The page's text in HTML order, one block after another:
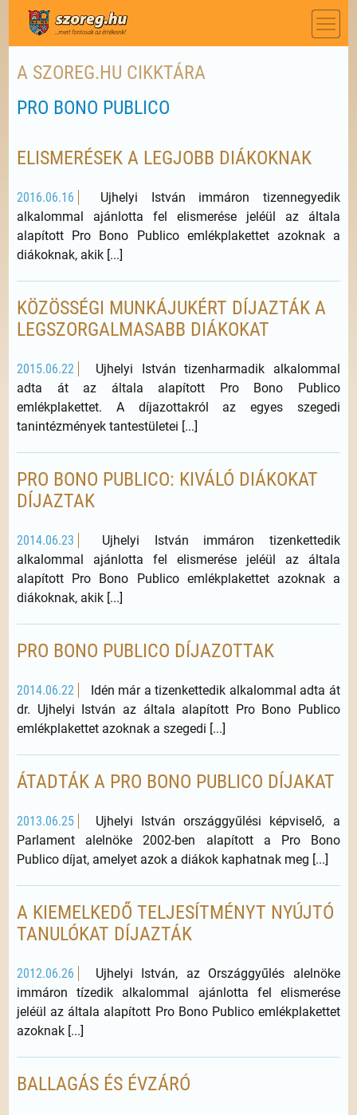
A SZOREG.HU CIKKTÁRA
PRO BONO PUBLICO
ELISMERÉSEK A LEGJOBB DIÁKOKNAK
2016.06.16
Ujhelyi István immáron tizennegyedik
alkalommal ajánlotta fel elismerése jeléül az általa
alapított Pro Bono Publico emlékplakettet azoknak a
diákoknak, akik [...]
KÖZÖSSÉGI MUNKÁJUKÉRT DÍJAZTÁK A
LEGSZORGALMASABB DIÁKOKAT
2015.06.22
Ujhelyi István tizenharmadik alkalommal
adta át az általa alapított Pro Bono Publico
emlékplakettet. A díjazottakról az egyes szegedi
tanintézmények tantestületei [...]
PRO BONO PUBLICO: KIVÁLÓ DIÁKOKAT
DÍJAZTAK
2014.06.23
Ujhelyi István immáron tizenkettedik
alkalommal ajánlotta fel elismerése jeléül az általa
alapított Pro Bono Publico emlékplakettet azoknak a
diákoknak, akik [...]
PRO BONO PUBLICO DÍJAZOTTAK
2014.06.22
Idén már a tizenkettedik alkalommal adta át
dr. Ujhelyi István az általa alapított Pro Bono Publico
emlékplakettet azoknak a szegedi [...]
ÁTADTÁK A PRO BONO PUBLICO DÍJAKAT
2013.06.25
Ujhelyi István országgyűlési képviselő, a
Parlament alelnöke 2002-ben alapított a Pro Bono
Publico díjat, amelyet azok a diákok kaphatnak meg [...]
A KIEMELKEDŐ TELJESÍTMÉNYT NYÚJTÓ
TANULÓKAT DÍJAZTÁK
2012.06.26
Ujhelyi István, az Országgyűlés alelnöke
immáron tízedik alkalommal ajánlotta fel elismerése
jeléül az általa alapított Pro Bono Publico emlékplakettet
azoknak [...]
BALLAGÁS ÉS ÉVZÁRÓ